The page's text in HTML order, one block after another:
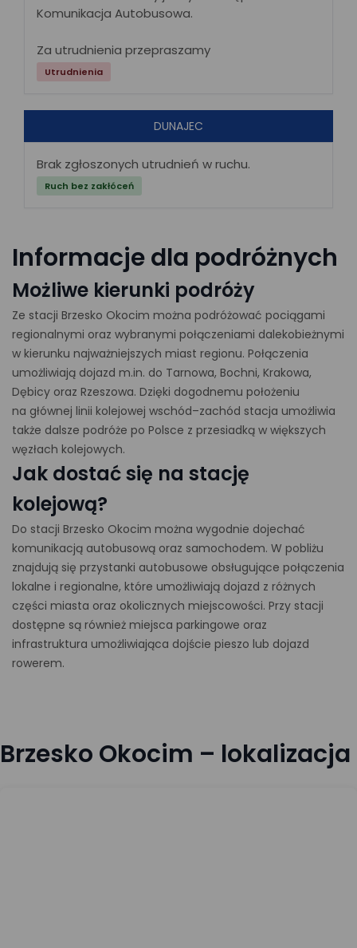
Komunikacja Autobusowa.
Za utrudnienia przepraszamy
Utrudnienia
DUNAJEC
Brak zgłoszonych utrudnień w ruchu.
Ruch bez zakłóceń
Informacje dla podróżnych
Możliwe kierunki podróży
Ze stacji Brzesko Okocim można podróżować pociągami
regionalnymi oraz wybranymi połączeniami dalekobieżnymi
w kierunku najważniejszych miast regionu. Połączenia
umożliwiają dojazd m.in. do Tarnowa, Bochni, Krakowa,
Dębicy oraz Rzeszowa. Dzięki dogodnemu położeniu
na głównej linii kolejowej wschód–zachód stacja umożliwia
także dalsze podróże po Polsce z przesiadką w większych
węzłach kolejowych.
Jak dostać się na stację
kolejową?
Do stacji Brzesko Okocim można wygodnie dojechać
komunikacją autobusową oraz samochodem. W pobliżu
znajdują się przystanki autobusowe obsługujące połączenia
lokalne i regionalne, które umożliwiają dojazd z różnych
części miasta oraz okolicznych miejscowości. Przy stacji
dostępne są również miejsca parkingowe oraz
infrastruktura umożliwiająca dojście pieszo lub dojazd
rowerem.
Brzesko Okocim – lokalizacja